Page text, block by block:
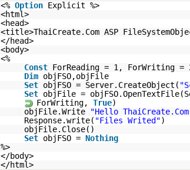
<%Option Explicit %>
<html>
<head>
<title>ThaiCreate.Com ASP
</head>
<body>
<%
Const ForReading = 1, ForWriting =
Dim objFSO,objFile
Set objFSO = Server.CreateObject(
Set objFile =
ForWriting,True)
objFile.Write
"Hello
Response.write( "Files Writed")
objFile.Close()
Set objFSO =Nothing
%>
</body>
</html>